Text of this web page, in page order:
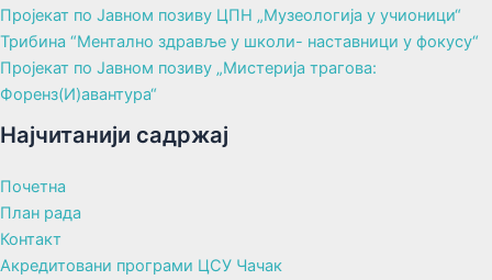
Пројекат по Јавном позиву ЦПН „Музеологија у учионици“
Трибина “Ментално здравље у школи- наставници у фокусу“
Пројекат по Јавном позиву „Мистерија трагова:
Форенз(И)авантура“
Најчитанији садржај
Почетна
План рада
Контакт
Акредитовани програми ЦСУ Чачак